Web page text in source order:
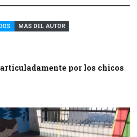
MÁS DEL AUTOR
articuladamente por los chicos